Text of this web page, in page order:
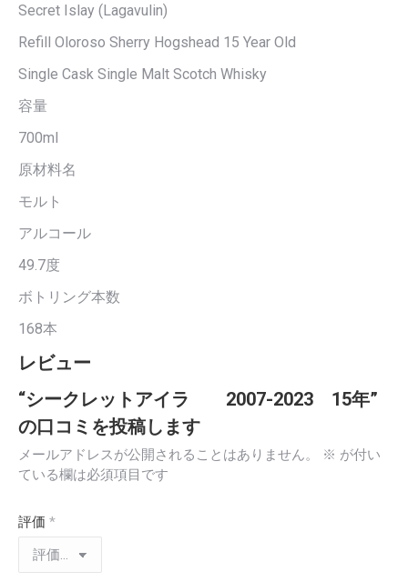
Secret Islay (Lagavulin)
Refill Oloroso Sherry Hogshead 15 Year Old
Single Cask Single Malt Scotch Whisky
容量
700ml
原材料名
モルト
アルコール
49.7度
ボトリング本数
168本
レビュー
“シークレットアイラ 2007-2023 15年”
の口コミを投稿します
メールアドレスが公開されることはありません。 ※ が付い
ている欄は必須項目です
評価 *